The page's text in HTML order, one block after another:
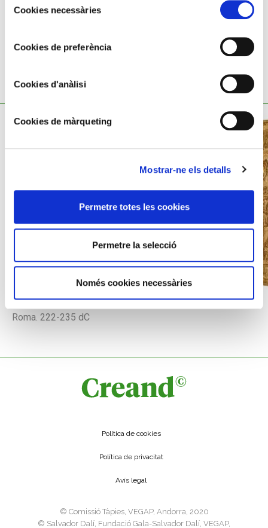
deCookies necessàries
Cookies de preferència
Cookies d'anàlisi
Cookies de màrqueting
Mostrar-ne els detalls
Permetre totes les cookies
Permetre la selecció
Només cookies necessàries
TAMBÉ ET POT INTERESSAR
AURI
Roma. 222-235 dC
Política de cookies
Política de privacitat
Avís legal
©️ Comissió Tàpies, VEGAP, Andorra, 2020
©️ Salvador Dalí, Fundació Gala-Salvador Dalí, VEGAP,